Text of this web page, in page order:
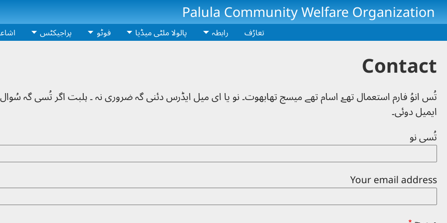
Skip to main content
Palula Community Welfare Organization
تعارُف رابطہ پالولا ملٹی میڈیا فوٹو پراجیکٹس
Contact
تُس انوُ فارم استعمال تھےۡ اسام تھے میسج تھابھوت۔ نو یا ای میل ایڈرس دئنی گہ ضروری نہ ۔ ہلبت اگر تُسی گہ سُوال
ایمیل دوئی۔
تُسی نو
Your email address